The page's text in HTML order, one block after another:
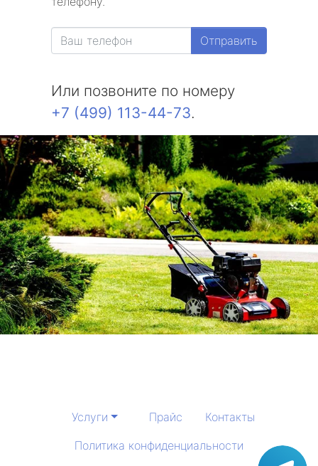
Отправить
Или позвоните по номеру
+7 (499) 113-44-73.
Услуги Прайс
Контакты
Политика конфиденциальности